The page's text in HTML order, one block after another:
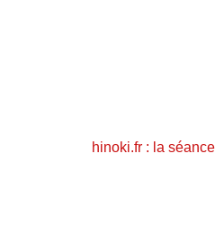
hinoki.fr : la